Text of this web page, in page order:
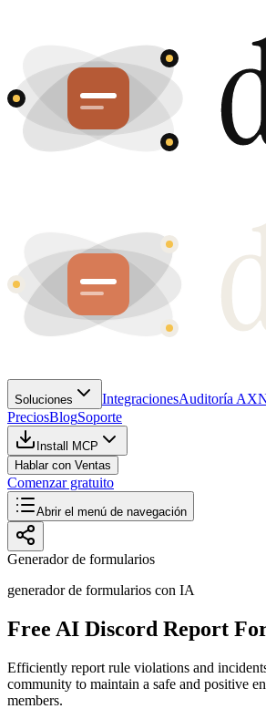
Soluciones IntegracionesAuditoría AX
PreciosBlogSoporte
Install MCP
Hablar con Ventas
Comenzar gratuito
Abrir el menú de navegación
Generador de formularios
generador de formularios con IA
Free AI Discord Report
Efficiently report rule violations and
community to maintain a safe and positive
members.